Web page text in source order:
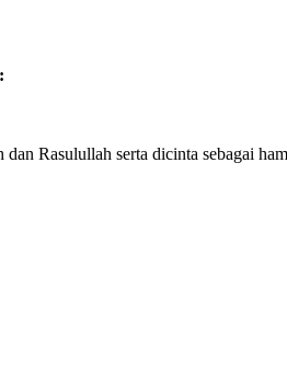
Rasulullah serta dicinta sebagai